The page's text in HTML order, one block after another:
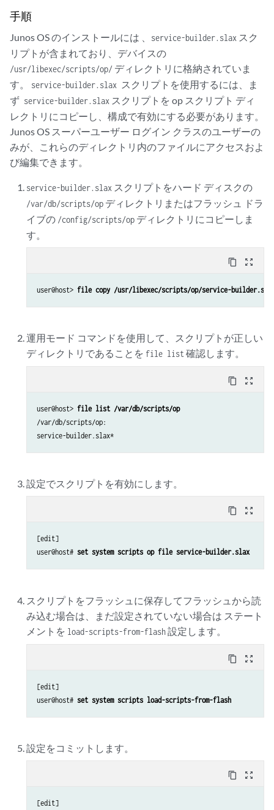
手順
Junos OS のインストールには 、service-builder.slax スク
リプトが含まれており、デバイスの
/usr/libexec/scripts/op/ ディレクトリに格納されていま
す。
service-builder.slax スクリプトを使用するには、ま
ず service-builder.slax スクリプトを op スクリプト ディ
レクトリにコピーし、構成で有効にする必要があります。
Junos OS スーパーユーザー ログイン クラスのユーザーの
みが、これらのディレクトリ内のファイルにアクセスおよ
び編集できます。
service-builder.slax スクリプトをハード ディスクの
/var/db/scripts/op ディレクトリまたはフラッシュ ドラ
イブの /config/scripts/op ディレクトリにコピーしま
す。
content_copy zoom_out_map
user@host> file copy /usr/libexec/scripts/op/service-
運用モード コマンドを使用して、スクリプトが正しい
ディレクトリであることを file list確認します。
content_copy zoom_out_map
user@host> file list /var/db/scripts/op
/var/db/scripts/op:
service-builder.slax*
設定でスクリプトを有効にします。
content_copy zoom_out_map
[edit]
user@host# set system scripts op file service-builder.slax
スクリプトをフラッシュに保存してフラッシュから読
み込む場合は、まだ設定されていない場合は ステート
メントを load-scripts-from-flash設定します。
content_copy zoom_out_map
[edit]
user@host# set system scripts load-scripts-from-flash
設定をコミットします。
content_copy zoom_out_map
[edit]